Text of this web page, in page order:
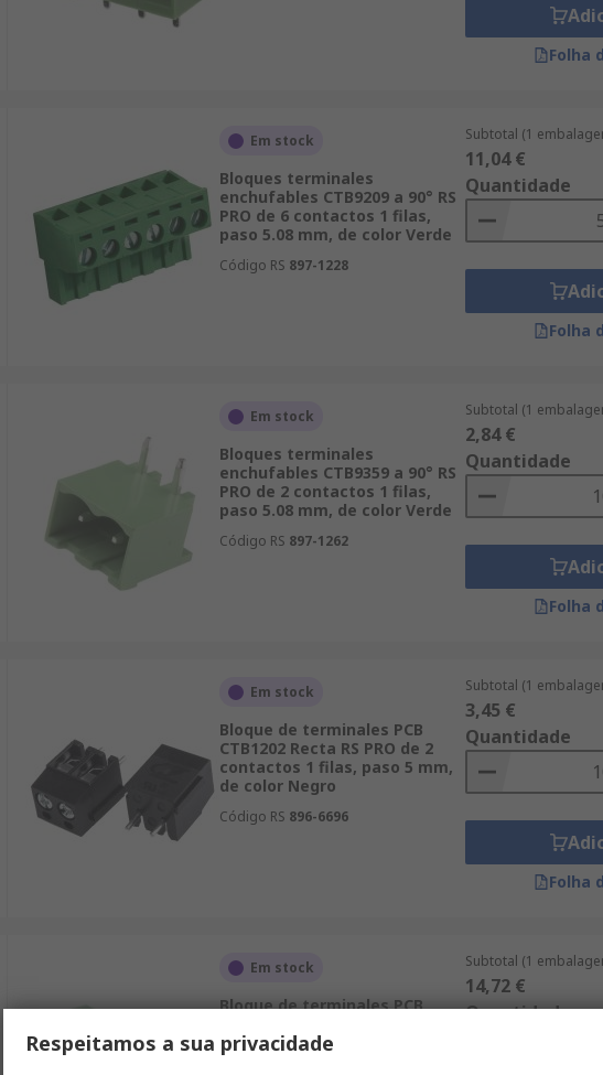
Folha
Em stock
Bloques terminales
enchufables CTB9209 a 90° RS
PRO de 6 contactos 1 filas,
paso 5.08 mm, de color Verde
Código RS 897-1228
Subtotal (1
11,04 €
Quantidade
Folha
Em stock
Bloques terminales
enchufables CTB9359 a 90° RS
PRO de 2 contactos 1 filas,
paso 5.08 mm, de color Verde
Código RS 897-1262
Subtotal (1
2,84 €
Quantidade
Folha
Em stock
Bloque de terminales PCB
CTB1202 Recta RS PRO de 2
contactos 1 filas, paso 5 mm,
de color Negro
Código RS 896-6696
Subtotal (1
3,45 €
Quantidade
Folha
Em stock
Bloque de terminales PCB
1 filas, paso 2.54 mm, de color
Verde
Subtotal (1
14,72 €
Quantidade
Respeitamos a sua privacidade